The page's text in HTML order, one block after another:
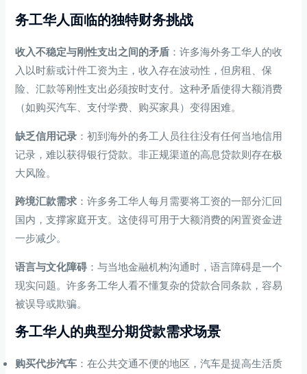
务工华人面临的独特财务挑战
收入不稳定与刚性支出之间的矛盾 ：许多海外务工华人的收
入以时薪或计件工资为主，收入存在波动性，但房租、保
险、汇款等刚性支出必须按时支付。这种矛盾使得大额消费
（如购买汽车、支付学费、购买家具）变得困难。
缺乏信用记录 ：初到海外的务工人员往往没有任何当地信用
记录，难以获得银行贷款。非正规渠道的高息贷款则存在极
大风险。
跨境汇款需求 ：许多务工华人每月需要将工资的一部分汇回
国内，支撑家庭开支。这使得可用于大额消费的闲置资金进
一步减少。
语言与文化障碍 ：与当地金融机构沟通时，语言障碍是一个
现实问题。许多务工华人看不懂复杂的贷款合同条款，容易
被误导或欺骗。
务工华人的典型分期贷款需求场景
购买代步汽车 ：在公共交通不便的地区，汽车是提高生活质